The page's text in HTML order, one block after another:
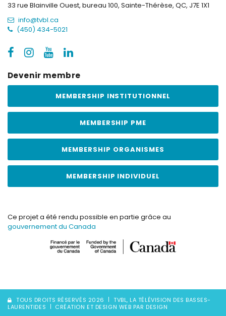
33 rue Blainville Ouest, bureau 100, Sainte-Thérèse, QC, J7E 1X1
info@tvbl.ca
(450) 434-5021
Devenir membre
MEMBERSHIP INSTITUTIONNEL
MEMBERSHIP PME
MEMBERSHIP ORGANISMES
MEMBERSHIP INDIVIDUEL
Ce projet a été rendu possible en partie grâce au
gouvernement du Canada
TOUS DROITS RÉSERVÉS 2026
TVBL, LA TÉLÉVISION DES BASSES-
LAURENTIDES
CRÉATION ET DESIGN WEB PAR DESIGN